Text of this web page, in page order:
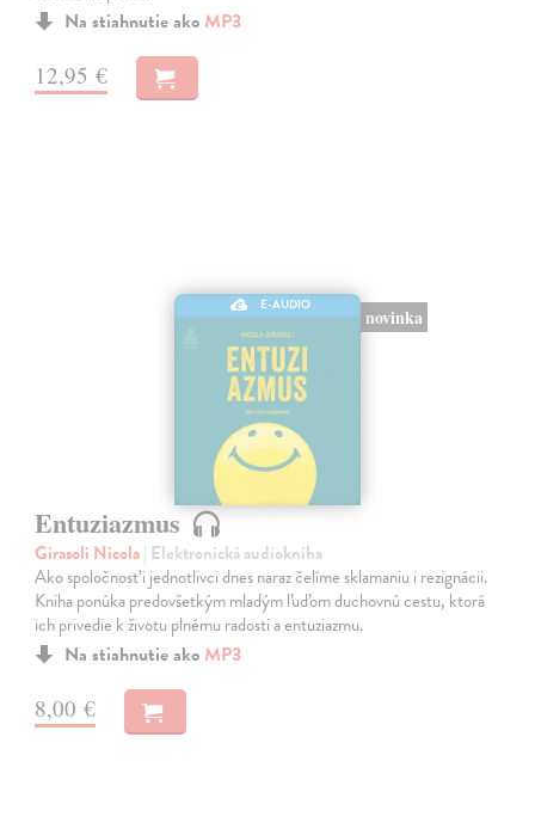
Na stiahnutie ako MP3
12,95 €
E-AUDIO
novinka
Entuziazmus
Girasoli Nicola| Elektronická audiokniha
Ako spoločnosť i jednotlivci dnes naraz čelíme sklamaniu i rezignácii.
Kniha ponúka predovšetkým mladým ľuďom duchovnú cestu, ktorá
ich privedie k životu plnému radosti a entuziazmu.
Na stiahnutie ako MP3
8,00 €